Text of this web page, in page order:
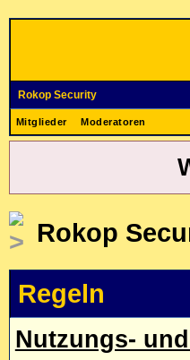
Rokop Security
Mitglieder Moderatoren
Rokop
Regeln
Nutzungs-